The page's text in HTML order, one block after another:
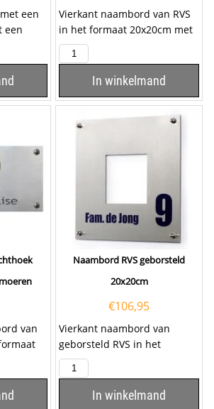
een
een
Vierkant naambord van RVS
in het formaat 20x20cm met
een kunststof bovenplaat
met uitgesneden...
In winkelmand
van
van
Naambord RVS geborsteld
20x20cm
€106,95
Vierkant naambord van
geborsteld RVS in het
formaat 20x20cm met een
uitsparing. D e tekst...
In winkelmand